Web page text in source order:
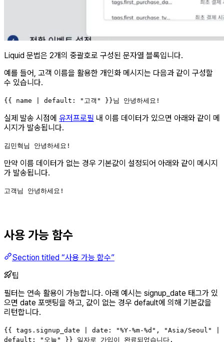
Liquid 문법은 2개의 중괄호로 구성된 문자열 블록입니다.
예를 들어, 고객 이름을 활용한 개인화 메시지는 다음과 같이 구성할
수 있습니다.
{{ name | default: "고객" }}님 안녕하세요!
실제 발송 시점에 유저프로필 내 이름 데이터가 있으면 아래와 같이 메
시지가 발송됩니다.
김민혁님 안녕하세요!
만약 이름 데이터가 없는 경우 기본값이 설정되어 아래와 같이 메시지
가 발송됩니다.
고객님 안녕하세요!
사용 가능 함수
Section titled “사용 가능 함수”
팁
필터는 연속 활용이 가능합니다. 아래 예시는 signup_date 태그가 있
으면 date 포맷팅을 하고, 값이 없는 경우 default에 의해 기본값을
리턴합니다.
{{ tags.signup_date | date: "%Y-%m-%d", "Asia/Seoul" |
default: "오늘" }} 일자로 가입이 완료되었습니다.